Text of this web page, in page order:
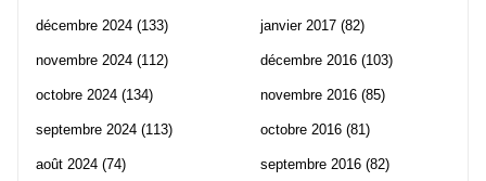
décembre 2024 (133)
novembre 2024 (112)
octobre 2024 (134)
septembre 2024 (113)
août 2024 (74)
janvier 2017 (82)
décembre 2016 (103)
novembre 2016 (85)
octobre 2016 (81)
septembre 2016 (82)